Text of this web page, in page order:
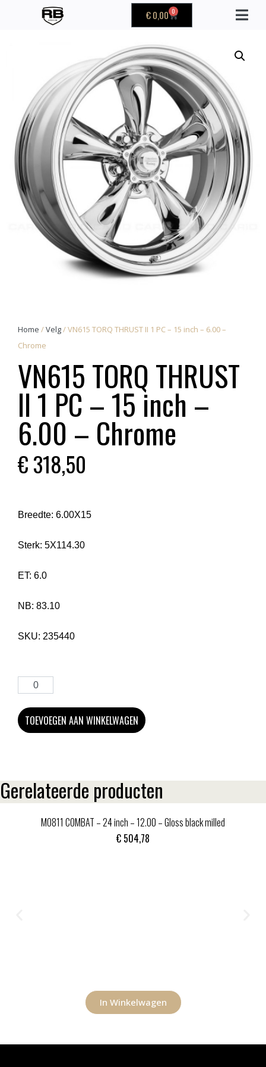
€0,00 0
Home /Velg/ VN615 TORQ THRUST II 1 PC – 15 inch – 6.00 –
Chrome
VN615 TORQ THRUST
II 1 PC – 15 inch –
6.00 – Chrome
€318,50
Breedte: 6.00X15
Sterk: 5X114.30
ET: 6.0
NB: 83.10
SKU: 235440
TOEVOEGEN AAN WINKELWAGEN
Gerelateerde producten
MO811 COMBAT – 24 inch – 12.00 – Gloss black milled
€ 504,78
In Winkelwagen